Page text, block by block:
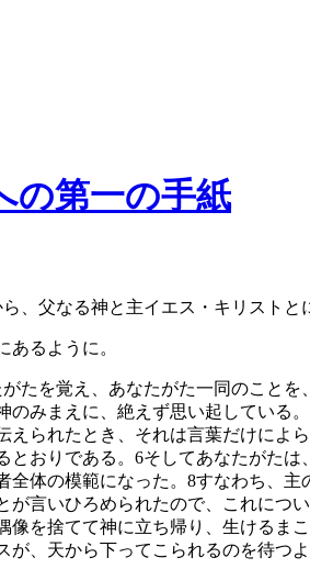
の第一の手紙
、父なる神と主イエス・キリストと
あるように。
たを覚え、あなたがた一同のことを
みまえに、絶えず思い起している。
えられたとき、それは言葉だけによ
とおりである。 6そしてあなたがたは
体の模範になった。 8すなわち、主
が言いひろめられたので、これにつ
像を捨てて神に立ち帰り、生けるま
が、天から下ってこられるのを待つ